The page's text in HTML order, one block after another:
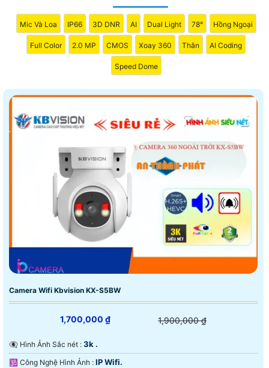
Mic Và Loa IP66 3D DNR AI Dual Light 78° Hồng Ngoại
Full Color 2.0 MP CMOS Xoay 360 Thân AI Coding
Speed Dome
Camera Wifi Kbvision KX-S5BW
1,700,000 ₫ 1,900,000 ₫
👁️‍🗨 Hình Ảnh Sắc nét : 3k .
🕉️ Công Nghệ Hình Ảnh : IP Wifi.